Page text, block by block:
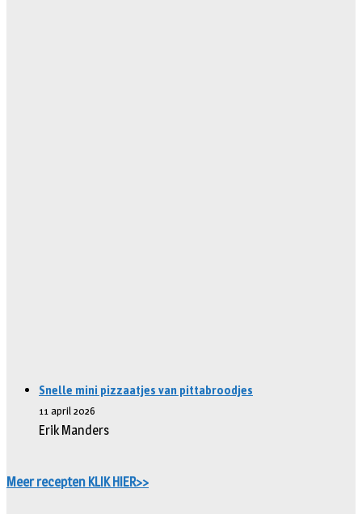
Snelle mini pizzaatjes van pittabroodjes
11 april 2026
Erik Manders
Meer recepten KLIK HIER>>